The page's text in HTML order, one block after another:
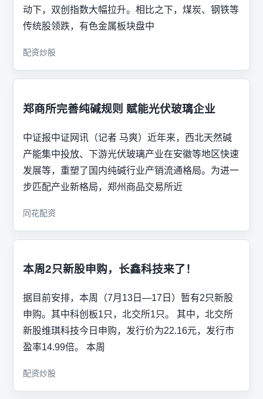
动下，双创指数大幅拉升。相比之下，煤炭、钢铁等
传统股领跌，有色金属板块盘中
配资炒股
郑商所完善纯碱规则 赋能光伏玻璃企业
中证报中证网讯（记者 马爽）近年来，西北天然碱
产能集中投放、下游光伏玻璃产业在安徽等地区快速
发展等，重塑了国内纯碱行业产销流通格局。为进一
步匹配产业新格局，郑州商品交易所近
同花配资
本周2只新股申购，长鑫科技来了！
据目前安排，本周（7月13日—17日）暂有2只新股
申购。其中科创板1只，北交所1只。 其中，北交所
新股维琪科技今日申购，发行价为22.16元，发行市
盈率14.99倍。 本周
配资炒股